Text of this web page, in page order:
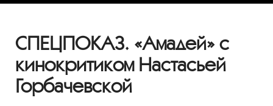
СПЕЦПОКАЗ. «Амадей» с
кинокритиком Настасьей
Горбачевской